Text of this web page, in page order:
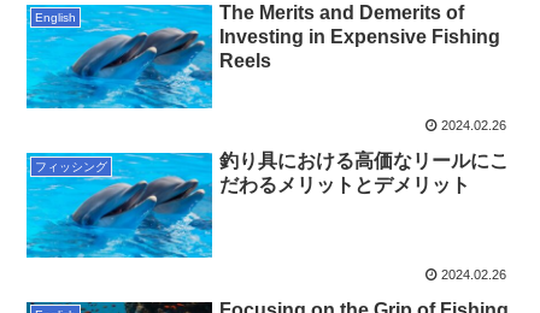
English
The Merits and Demerits of
Investing in Expensive Fishing
Reels
2024.02.26
フィッシング
釣り具における高価なリールにこ
だわるメリットとデメリット
2024.02.26